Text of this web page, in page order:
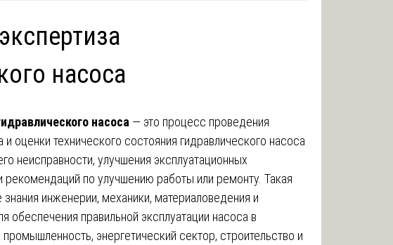
насоса
насоса — это процесс проведения
оценки технического состояния гидравлического насоса
неисправности, улучшения эксплуатационных
рекомендаций по улучшению работы или ремонту. Такая
знания инженерии, механики, материаловедения и
обеспечения правильной эксплуатации насоса в
энергетический сектор, строительство и